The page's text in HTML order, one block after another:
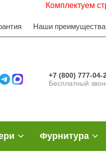
Комплектуем
Наши преимущества
+7 (800) 777-04-
Бесплатный
Фурнитура